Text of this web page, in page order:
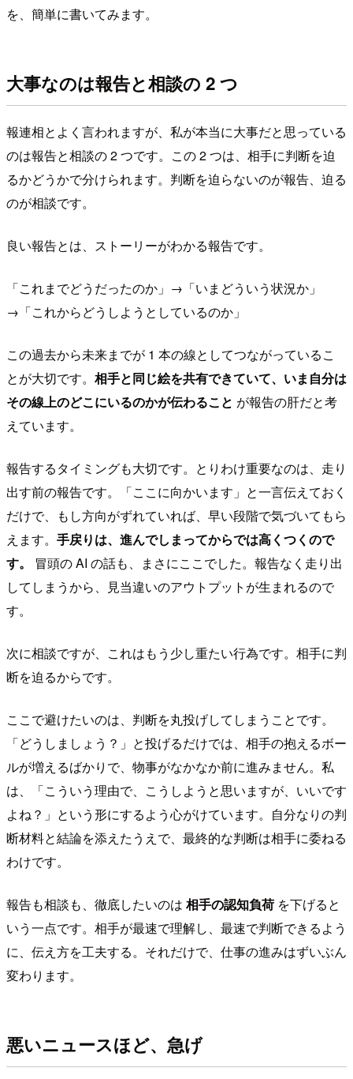
を、簡単に書いてみます。
大事なのは報告と相談の 2 つ
報連相とよく言われますが、私が本当に大事だと思っている
のは報告と相談の 2 つです。この 2 つは、相手に判断を迫
るかどうかで分けられます。判断を迫らないのが報告、迫る
のが相談です。
良い報告とは、ストーリーがわかる報告です。
「これまでどうだったのか」→「いまどういう状況か」
→「これからどうしようとしているのか」
この過去から未来までが 1 本の線としてつながっているこ
とが大切です。 相手と同じ絵を共有できていて、いま自分は
その線上のどこにいるのかが伝わること が報告の肝だと考
えています。
報告するタイミングも大切です。とりわけ重要なのは、走り
出す前の報告です。「ここに向かいます」と一言伝えておく
だけで、もし方向がずれていれば、早い段階で気づいてもら
えます。 手戻りは、進んでしまってからでは高くつくので
す。
冒頭の AI の話も、まさにここでした。報告なく走り出
してしまうから、見当違いのアウトプットが生まれるので
す。
次に相談ですが、これはもう少し重たい行為です。相手に判
断を迫るからです。
ここで避けたいのは、判断を丸投げしてしまうことです。
「どうしましょう？」と投げるだけでは、相手の抱えるボー
ルが増えるばかりで、物事がなかなか前に進みません。私
は、「こういう理由で、こうしようと思いますが、いいです
よね？」という形にするよう心がけています。自分なりの判
断材料と結論を添えたうえで、最終的な判断は相手に委ねる
わけです。
報告も相談も、徹底したいのは 相手の認知負荷 を下げると
いう一点です。相手が最速で理解し、最速で判断できるよう
に、伝え方を工夫する。それだけで、仕事の進みはずいぶん
変わります。
悪いニュースほど、急げ